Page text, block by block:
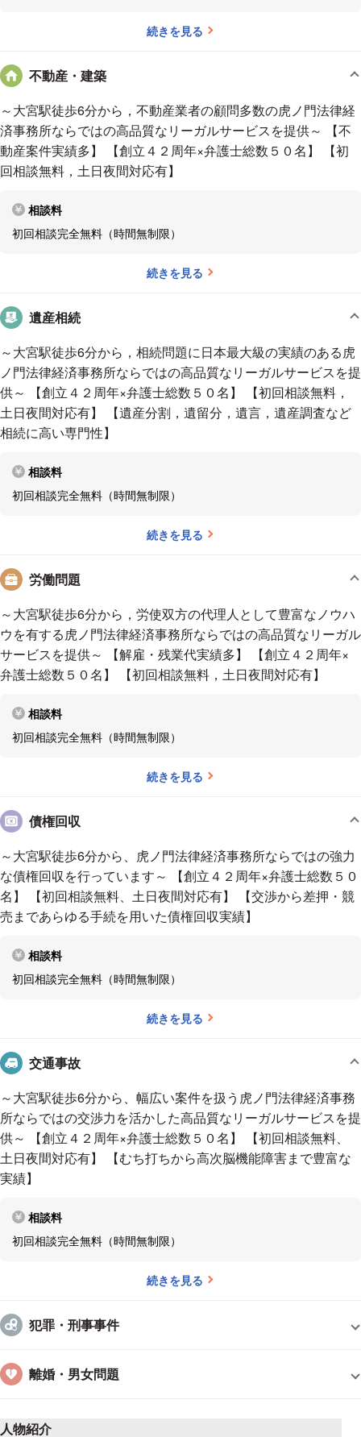
作成、立会、大手デベロッパーと協同しての立退・建替え交渉
ので、地主様大家様、不動産仲介業者・管理業者様の顧問業務
を得意としております。もちろん個別案件もお受けしておりま
す。
企業法務では、年商２０００万円から１００億円まで様々な会
社の顧問や個別案件を担当してきました。私は、弊所AI責任者
を務めるなどビジネスの合理性に強い関心を持っており、契約
ついて、最新最高のアイデアを提供することを目標としていま
す。
た。そのため、特別受益や寄与分はもちろん、不動産が多数存
式の評価や取得者、多額の出金の調査など、大規模・複雑な相
続特有の問題を得意としております。
交通事故では、死亡や重大後遺障害事案について、弁護士が直
接、被害者やご遺族と何度も打ち合せること、被害者参加代理
人や定期金賠償にも積極的に取り組むことを続けてきました。
続きを見る
不動産・建築
～大宮駅徒歩6分から，不動産業者の顧問多数の虎ノ門法律経
済事務所ならではの高品質なリーガルサービスを提供～ 【不
動産案件実績多】 【創立４２周年×弁護士総数５０名】 【初
回相談無料，土日夜間対応有】
相談料
初回相談完全無料（時間無制限）
続きを見る
遺産相続
～大宮駅徒歩6分から，相続問題に日本最大級の実績のある虎
ノ門法律経済事務所ならではの高品質なリーガルサービスを提
供～ 【創立４２周年×弁護士総数５０名】 【初回相談無料，
土日夜間対応有】 【遺産分割，遺留分，遺言，遺産調査など
相続に高い専門性】
相談料
初回相談完全無料（時間無制限）
続きを見る
労働問題
～大宮駅徒歩6分から，労使双方の代理人として豊富なノウハ
ウを有する虎ノ門法律経済事務所ならではの高品質なリーガル
サービスを提供～ 【解雇・残業代実績多】 【創立４２周年×
弁護士総数５０名】 【初回相談無料，土日夜間対応有】
相談料
初回相談完全無料（時間無制限）
続きを見る
債権回収
～大宮駅徒歩6分から、虎ノ門法律経済事務所ならではの強力
な債権回収を行っています～ 【創立４２周年×弁護士総数５０
名】 【初回相談無料、土日夜間対応有】 【交渉から差押・競
売まであらゆる手続を用いた債権回収実績】
相談料
初回相談完全無料（時間無制限）
続きを見る
交通事故
～大宮駅徒歩6分から、幅広い案件を扱う虎ノ門法律経済事務
所ならではの交渉力を活かした高品質なリーガルサービスを提
供～ 【創立４２周年×弁護士総数５０名】 【初回相談無料、
土日夜間対応有】 【むち打ちから高次脳機能障害まで豊富な
実績】
相談料
初回相談完全無料（時間無制限）
続きを見る
犯罪・刑事事件
離婚・男女問題
人物紹介